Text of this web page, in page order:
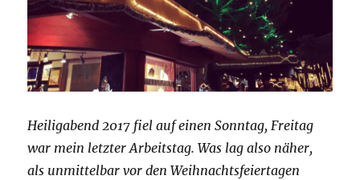
Heiligabend 2017 fiel auf einen Sonntag, Freitag
war mein letzter Arbeitstag. Was lag also näher,
als unmittelbar vor den Weihnachtsfeiertagen